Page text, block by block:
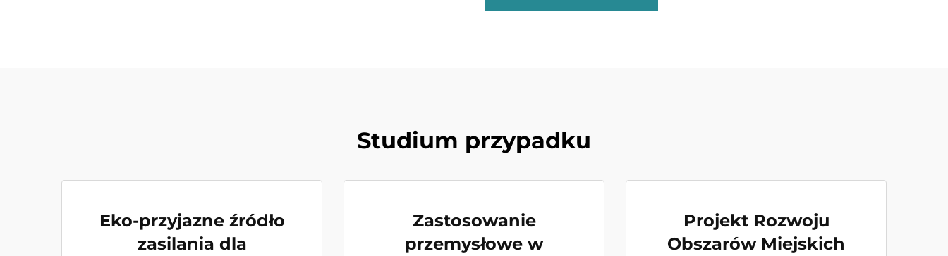
Studium przypadku
Eko-przyjazne źródło
zasilania dla
Zastosowanie
przemysłowe w
Projekt Rozwoju
Obszarów Miejskich